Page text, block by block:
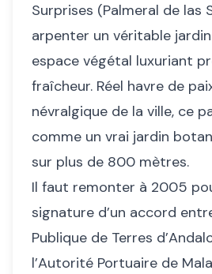
Surprises (Palmeral de las
arpenter un véritable jardin
espace végétal luxuriant
fraîcheur. Réel havre de
névralgique de la ville, ce
comme un vrai jardin
sur plus de 800 mètres.
Il faut remonter à 2005
signature d’un accord
Publique de Terres
l’Autorité Portuaire de